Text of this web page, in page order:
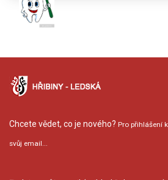
Chcete vědet, co je nového? Pro přihlášení
svůj email...